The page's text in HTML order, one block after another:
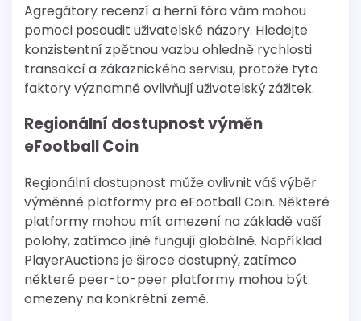
Agregátory recenzí a herní fóra vám mohou
pomoci posoudit uživatelské názory. Hledejte
konzistentní zpětnou vazbu ohledně rychlosti
transakcí a zákaznického servisu, protože tyto
faktory významně ovlivňují uživatelský zážitek.
Regionální dostupnost výměn
eFootball Coin
Regionální dostupnost může ovlivnit váš výběr
výměnné platformy pro eFootball Coin. Některé
platformy mohou mít omezení na základě vaší
polohy, zatímco jiné fungují globálně. Například
PlayerAuctions je široce dostupný, zatímco
některé peer-to-peer platformy mohou být
omezeny na konkrétní země.